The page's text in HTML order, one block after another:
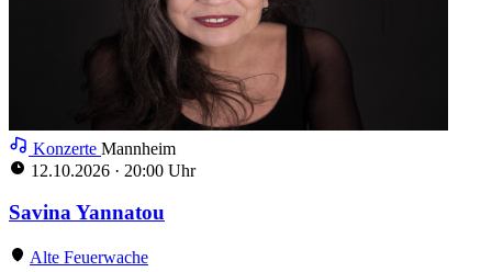
Konzerte Mannheim
12.10.2026 · 20:00 Uhr
Savina Yannatou
Alte Feuerwache